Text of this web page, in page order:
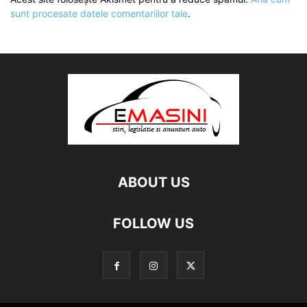
sunt procesate datele comentariilor tale.
ABOUT US
FOLLOW US